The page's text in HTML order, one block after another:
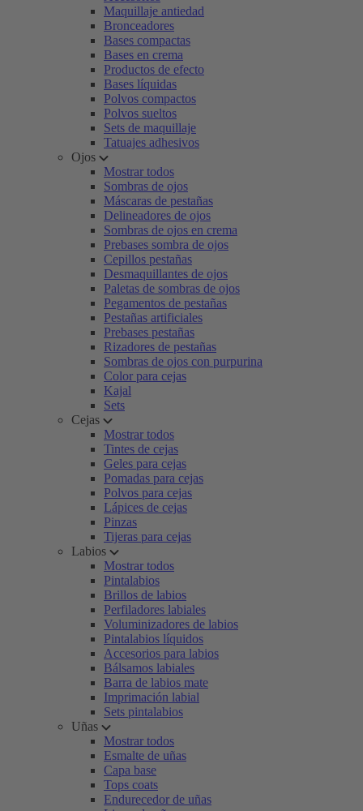
Maquillaje antiedad
Bronceadores
Bases compactas
Bases en crema
Productos de efecto
Bases líquidas
Polvos compactos
Polvos sueltos
Sets de maquillaje
Tatuajes adhesivos
Ojos
Mostrar todos
Sombras de ojos
Máscaras de pestañas
Delineadores de ojos
Sombras de ojos en crema
Prebases sombra de ojos
Cepillos pestañas
Desmaquillantes de ojos
Paletas de sombras de ojos
Pegamentos de pestañas
Pestañas artificiales
Prebases pestañas
Rizadores de pestañas
Sombras de ojos con purpurina
Color para cejas
Kajal
Sets
Cejas
Mostrar todos
Tintes de cejas
Geles para cejas
Pomadas para cejas
Polvos para cejas
Lápices de cejas
Pinzas
Tijeras para cejas
Labios
Mostrar todos
Pintalabios
Brillos de labios
Perfiladores labiales
Voluminizadores de labios
Pintalabios líquidos
Accesorios para labios
Bálsamos labiales
Barra de labios mate
Imprimación labial
Sets pintalabios
Uñas
Mostrar todos
Esmalte de uñas
Capa base
Tops coats
Endurecedor de uñas